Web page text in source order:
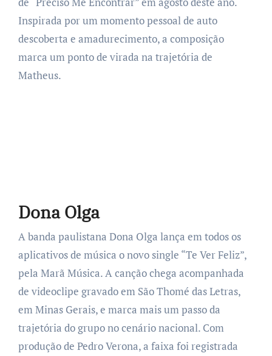
Inspirada por um momento pessoal de auto
descoberta e amadurecimento, a composição
marca um ponto de virada na trajetória de
Matheus.
Dona Olga
A banda paulistana Dona Olga lança em todos os
aplicativos de música o novo single “Te Ver Feliz”,
pela Marã Música. A canção chega acompanhada
de videoclipe gravado em São Thomé das Letras,
em Minas Gerais, e marca mais um passo da
trajetória do grupo no cenário nacional. Com
produção de Pedro Verona, a faixa foi registrada